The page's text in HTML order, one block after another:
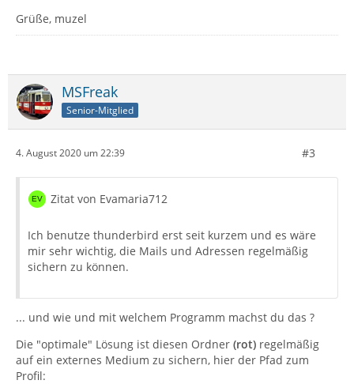
Grüße, muzel
MSFreak
Senior-Mitglied
4. August 2020 um 22:39 #3
Zitat von Evamaria712
Ich benutze thunderbird erst seit kurzem und es wäre
mir sehr wichtig, die Mails und Adressen regelmäßig
sichern zu können.
... und wie und mit welchem Programm machst du das ?
Die "optimale" Lösung ist diesen Ordner (rot) regelmäßig
auf ein externes Medium zu sichern, hier der Pfad zum
Profil: